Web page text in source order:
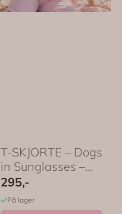
T-SKJORTE – Dogs
in Sunglasses –
Festligtrykk
295,-
På lager